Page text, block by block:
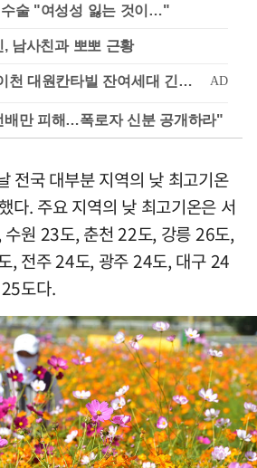
수술 "여성성 잃는 것이…"
남사친과 뽀뽀 근황
배만 피해…폭로자 신분 공개하라"
전국 대부분 지역의 낮 최고기온
다. 주요 지역의 낮 최고기온은 서
원 23도, 춘천 22도, 강릉 26도,
, 전주 24도, 광주 24도, 대구 24
도다.